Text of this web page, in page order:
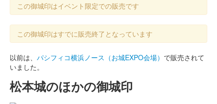
この御城印はイベント限定での販売です
この御城印はすでに販売終了となっています
以前は、 パシフィコ横浜ノース（お城EXPO会場） で販売されて
いました。
松本城のほかの御城印